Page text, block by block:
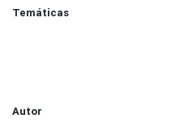
Temáticas
Autor